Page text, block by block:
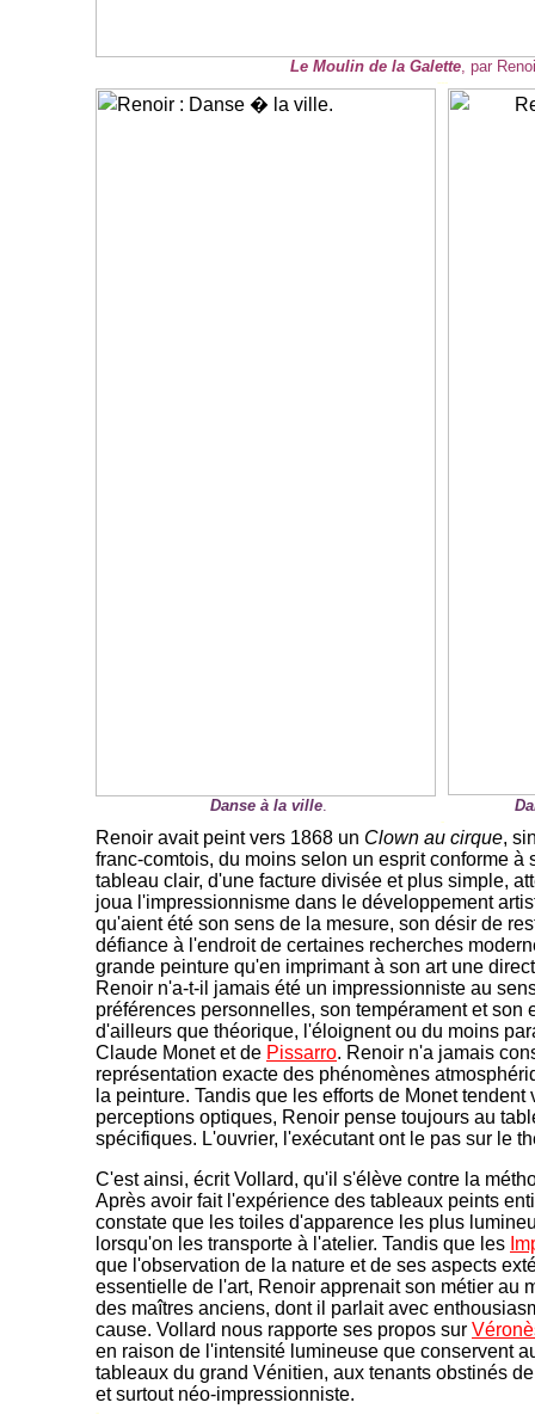
Le Moulin de la Galette, par
---
Danse à la ville.
-
Renoir avait peint vers 1868 un Clown au cirque,
franc-comtois, du moins selon un esprit conforme à
tableau clair, d'une facture divisée et plus simple,
joua l'impressionnisme dans le développement
qu'aient été son sens de la mesure, son désir de
défiance à l'endroit de certaines recherches
grande peinture qu'en imprimant à son art une
Renoir n'a-t-il jamais été un impressionniste au
préférences personnelles, son tempérament et son
d'ailleurs que théorique, l'éloignent ou du moins
Claude Monet et de Pissarro. Renoir n'a jamais
représentation exacte des phénomènes
la peinture. Tandis que les efforts de Monet
perceptions optiques, Renoir pense toujours au
spécifiques. L'ouvrier, l'exécutant ont le pas sur le
C'est ainsi, écrit Vollard, qu'il s'élève contre la
Après avoir fait l'expérience des tableaux peints
constate que les toiles d'apparence les plus
lorsqu'on les transporte à l'atelier. Tandis que les
que l'observation de la nature et de ses aspects
essentielle de l'art, Renoir apprenait son métier au
des maîtres anciens, dont il parlait avec
cause. Vollard nous rapporte ses propos sur
en raison de l'intensité lumineuse que conservent
tableaux du grand Vénitien, aux tenants obstinés
et surtout néo-impressionniste.
-